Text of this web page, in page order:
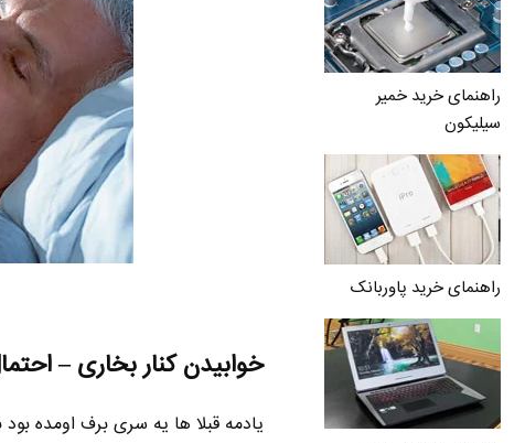
راهنمای خرید خمیر
سیلیکون
راهنمای خرید پاوربانک
خوابیدن کنار بخاری –
یادمه قبلا ها یه سری برف اومده